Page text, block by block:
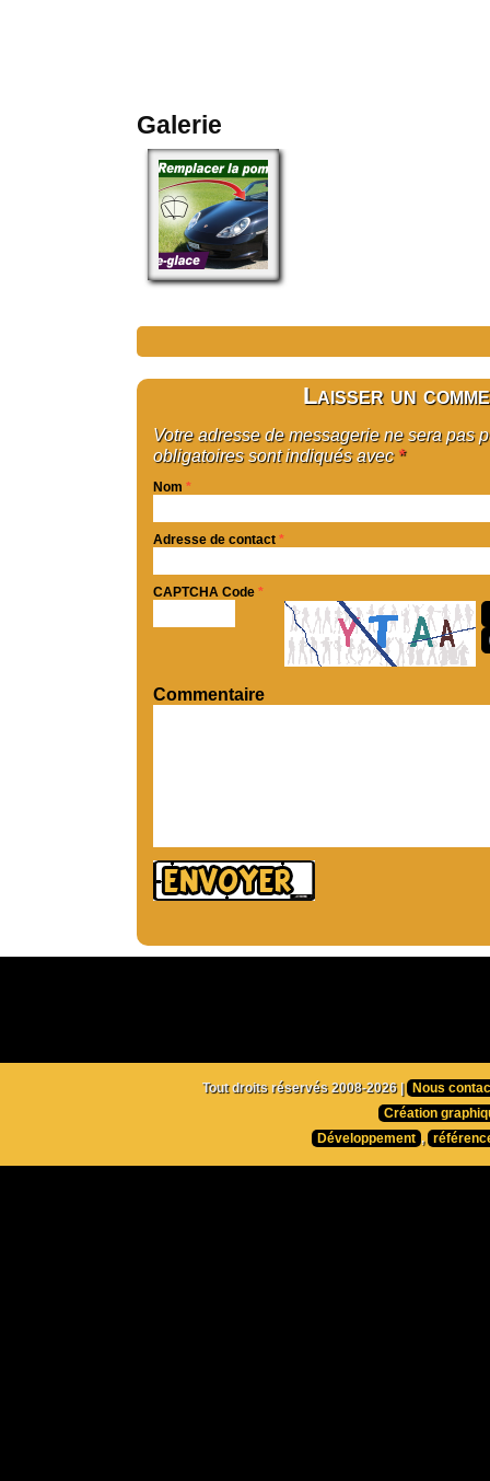
Galerie
Laisser un
Votre adresse de messagerie ne sera pas
obligatoires sont indiqués avec *
Nom *
Adresse de contact *
CAPTCHA Code *
Commentaire
Tout droits réservés 2008-2026 |
Nous
Création
Développement ,